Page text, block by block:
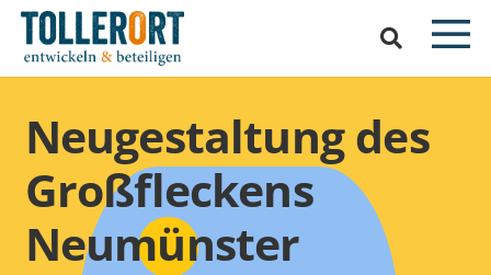
Neugestaltung des
Großfleckens
Neumünster